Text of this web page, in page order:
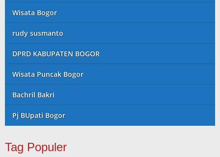
Wisata Bogor
rudy susmanto
DPRD KABUPATEN BOGOR
Wisata Puncak Bogor
Bachril Bakri
Pj BUpati Bogor
Tag Populer